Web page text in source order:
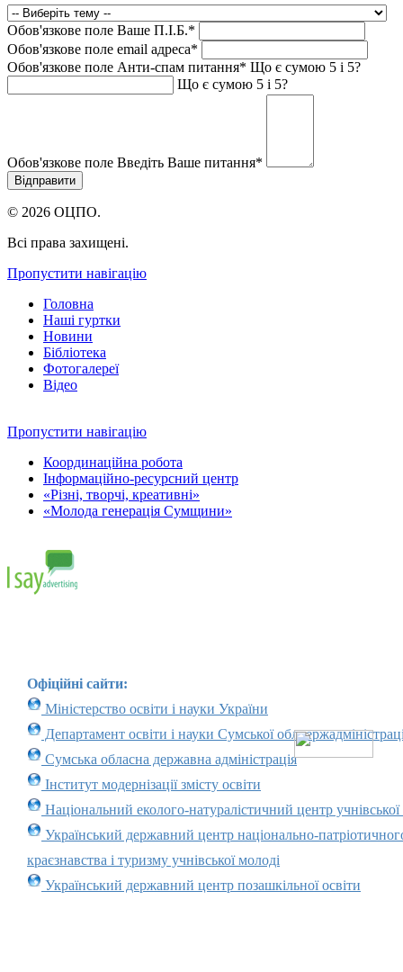
Обов'язкове поле Ваше П.I.Б.*
Обов'язкове поле email адреса*
Обов'язкове поле Анти-спам питання* Що є сумою 5 і 5?
Що є сумою 5 і 5?
Обов'язкове поле Введіть Ваше питання*
© 2026 ОЦПО.
Всі права захищені.
Пропустити навігацію
Головна
Наші гуртки
Новини
Бібліотека
Фотогалереї
Відео
Пропустити навігацію
Координаційна робота
Інформаційно-ресурсний центр
«Різні, творчі, креативні»
«Молода генерація Сумщини»
Офіційні сайти:
Міністерство освіти і науки України
Департамент освіти і науки Сумської
Сумська обласна державна адміністрація
Інститут модернізації змісту освіти
Національний еколого-натуралістичний центр учнівської
Український державний центр національно-
краєзнавства і туризму учнівської молоді
Український державний центр позашкільної освіти